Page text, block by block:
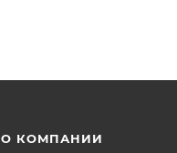
О КОМПАНИИ